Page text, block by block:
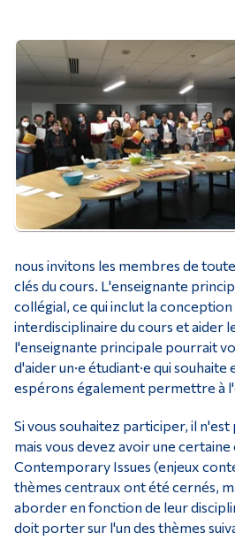
nous invitons les membres de
clés du cours. L'enseignante
collégial, ce qui inclut la
interdisciplinaire du cours et aider
l'enseignante principale pourrait
d'aider un·e étudiant·e qui
espérons également permettre à
Si vous souhaitez participer, il
mais vous devez avoir une
Contemporary Issues (enjeux
thèmes centraux ont été cernés,
aborder en fonction de leur
doit porter sur l'un des thèmes